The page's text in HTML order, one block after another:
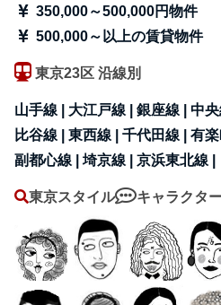
350,000～500,000円物件
500,000～以上の賃貸物件
東京23区 沿線別
山手線 | 大江戸線 |銀座線 |中
比谷線 |東西線 |千代田線 |有
副都心線 |埼京線 |京浜東北線 |
東京スタイル キャラクタ